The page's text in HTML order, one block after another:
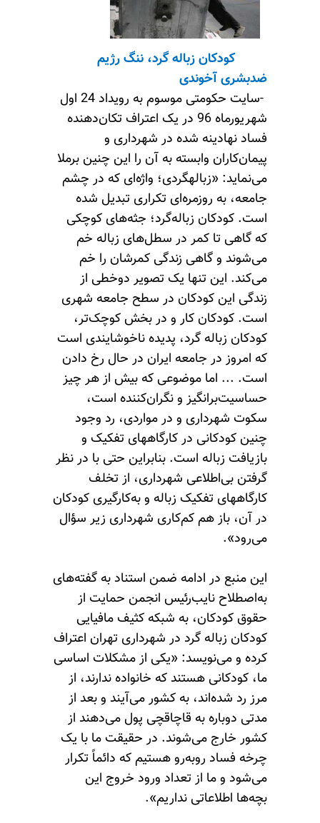
کودکان زباله گرد، ننگ رژیم
ضدبشری آخوندی
-سایت حکومتی موسوم به رویداد 24 اول
شهریورماه 96 در یک اعتراف تکان‌دهنده
فساد نهادینه شده در شهرداری و
پیمان‌کاران وابسته به آن را این چنین برملا
می‌نماید: «زباله‎گردی؛ واژه‌ای که در چشم
جامعه، به‌ روزمره‌ای تکراری تبدیل شده
است. کودکان زباله‌گرد؛ جثه‌های کوچکی
که گاهی تا کمر در سطل‌های زباله خم
می‌شوند و گاهی زندگی کمرشان را خم
می‌کند. این تنها یک تصویر دوخطی از
زندگی این کودکان در سطح جامعه شهری
است. کودکان کار و در بخش کوچک‌تر،
کودکان زباله گرد، پدیده ناخوشایندی است
که امروز در جامعه ایران در حال رخ دادن
است. ... اما موضوعی که بیش از هر چیز
حساسیت‌برانگیز و نگران‌کننده است،
سکوت شهرداری و در مواردی، رد وجود
چنین کودکانی در کارگاههای تفکیک و
بازیافت زباله است. بنابراین حتی با در نظر
گرفتن بی‌اطلاعی شهرداری، از تخلف
کارگاههای تفکیک زباله و به‌کارگیری کودکان
در آن، باز هم کم‌کاری شهرداری زیر سؤال
می‌رود».
این منبع در ادامه ضمن استناد به گفته‌های
به‌اصطلاح نایب‌رئیس انجمن حمایت از
حقوق کودکان، به شبکه کثیف مافیایی
کودکان زباله گرد در شهرداری تهران اعتراف
کرده و می‌نویسد: «یکی از مشکلات اساسی
ما، کودکانی هستند که خانواده ندارند، از
مرز رد شده‌اند، به کشور می‌آیند و بعد از
مدتی دوباره به قاچاقچی پول می‌دهند از
کشور خارج می‌شوند. در حقیقت ما با یک
چرخه فساد روبه‌رو هستیم که دائماً تکرار
می‌شود و ما از تعداد ورود خروج این
بچه‌ها اطلاعاتی نداریم».